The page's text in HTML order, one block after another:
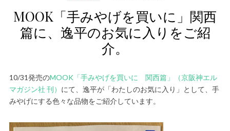
MOOK「手みやげを買いに」関西
篇に、逸平のお気に入りをご紹
介。
10/31発売のMOOK「手みやげを買いに 関西篇」（京阪神エル
マガジン社 刊） にて、逸平が「わたしのお気に入り」として、手
みやげにする色々な品物をご紹介しています。